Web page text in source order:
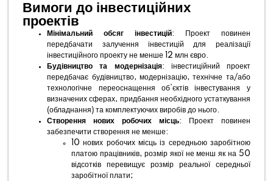
Вимоги до інвестиційних
проектів
Мінімальний обсяг інвестицій: Проект повинен
передбачати залучення інвестицій для реалізації
інвестиційного проекту не менше 12 млн євро.
Будівництво та модернізація: інвестиційний проект
передбачає будівництво, модернізацію, технічне та/або
технологічне переоснащення об’єктів інвестування у
визначених сферах, придбання необхідного устаткування
(обладнання) та комплектуючих виробів до нього.
Створення нових робочих місць: Проект повинен
забезпечити створення не менше:
10 нових робочих місць із середньою заробітною
платою працівників, розмір якої не менш як на 50
відсотків перевищує розмір реальної середньої
заробітної плати;